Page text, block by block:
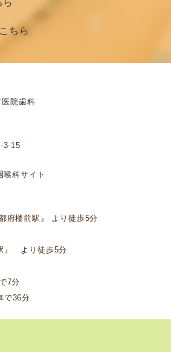
3-15
府楼前駅』 より徒歩5分
』 より徒歩5分
7分
36分